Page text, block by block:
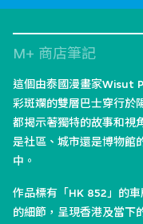
M+ 商店筆記
這個由泰國漫畫家Wisut
彩斑斕的雙層巴士穿行於
都揭示著獨特的故事和
是社區、城市還是博物館
中。
作品標有「HK 852」的
的細節，呈現香港及當下